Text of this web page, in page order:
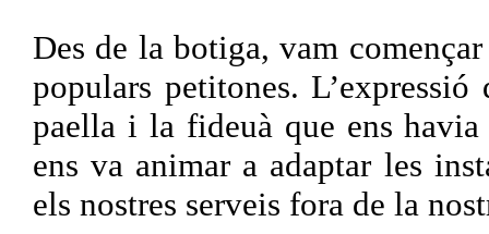
Des de la botiga, vam
populars petitones.
paella i la fideuà que ens
ens va animar a adaptar les
els nostres serveis fora de la